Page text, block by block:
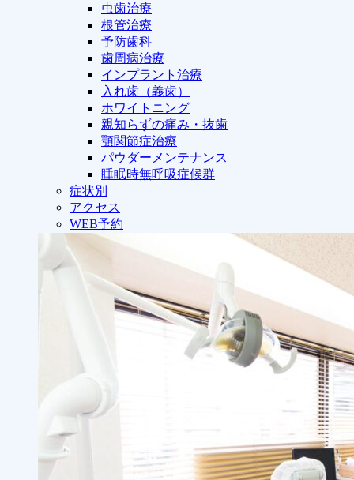
虫歯治療
根管治療
予防歯科
歯周病治療
インプラント治療
入れ歯（義歯）
ホワイトニング
親知らずの痛み・抜歯
顎関節症治療
パウダーメンテナンス
睡眠時無呼吸症候群
症状別
アクセス
WEB予約